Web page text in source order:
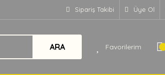
Sipariş Takibi Üye Ol
ARA Favorilerim